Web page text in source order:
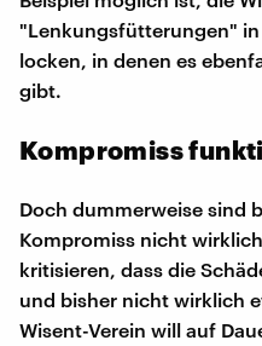
"Lenkungsfütterungen" in
locken, in denen es
gibt.
Kompromiss
Doch dummerweise sind
Kompromiss nicht
kritisieren, dass die
und bisher nicht wirklich
Wisent-Verein will auf